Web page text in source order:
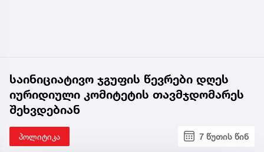
საინიციატივო ჯგუფის წევრები დღეს
იურიდიული კომიტეტის თავმჯდომარეს
შეხვდებიან
პოლიტიკა 7 წუთის წინ